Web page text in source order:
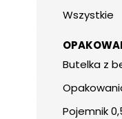
Wszystkie
Butelka z
Pojemnik